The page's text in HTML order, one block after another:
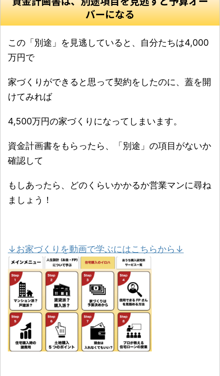
バーになる
この「別途」を見逃していると、自分たちは4,000
万円で
家づくりができると思って契約をしたのに、蓋を開
けてみれば
4,500万円の家づくりになってしまいます。
資金計画書をもらったら、「別途」の項目がないか
確認して
もしあったら、どのくらいかかるか営業マンに尋ね
ましょう！
↓お家づくりを動画で学ぶにはこちらから↓